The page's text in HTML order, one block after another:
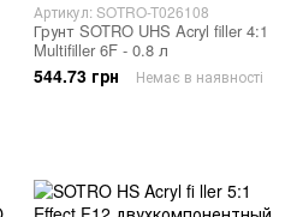
Артикул: SOTRO-T026108
Грунт SOTRO UHS Acryl filler 4:1
Multifiller 6F - 0.8 л
544.73 грн Немає в наявності